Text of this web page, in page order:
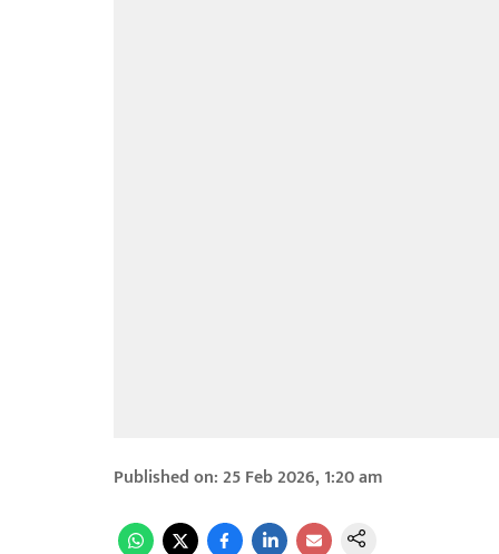
Published on:25 Feb 2026, 1:20 am